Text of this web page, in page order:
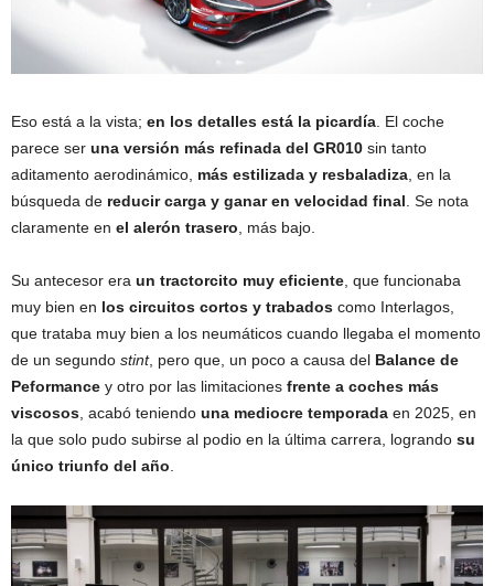
Eso está a la vista; en los detalles está la picardía . El coche
parece ser una versión más refinada del GR010 sin tanto
aditamento aerodinámico, más estilizada y resbaladiza , en la
búsqueda de reducir carga y ganar en velocidad final . Se nota
claramente en el alerón trasero , más bajo.
Su antecesor era un tractorcito muy eficiente , que funcionaba
muy bien en los circuitos cortos y trabados como Interlagos,
que trataba muy bien a los neumáticos cuando llegaba el momento
de un segundo stint, pero que, un poco a causa del Balance de
Peformance y otro por las limitaciones frente a coches más
viscosos , acabó teniendo una mediocre temporada en 2025, en
la que solo pudo subirse al podio en la última carrera, logrando su
único triunfo del año